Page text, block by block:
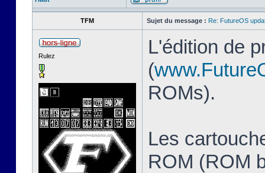
TFM Sujet du message : Re: FutureOS
Rulez
L'édition de
(
ROMs).
Les
ROM (ROM